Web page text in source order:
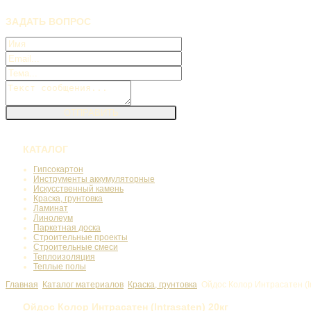
ЗАДАТЬ ВОПРОС
КАТАЛОГ
Гипсокартон
Инструменты аккумуляторные
Искусственный камень
Краска, грунтовка
Ламинат
Линолеум
Паркетная доска
Строительные проекты
Строительные смеси
Теплоизоляция
Теплые полы
Главная
Каталог материалов Краска, грунтовка Ойдос Колор Интрасатен
Ойдос Колор Интрасатен (Intrasaten) 20кг